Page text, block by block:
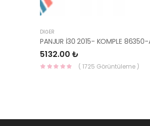
DIĞER
5132.00 ₺
( 1725 Görüntüleme )